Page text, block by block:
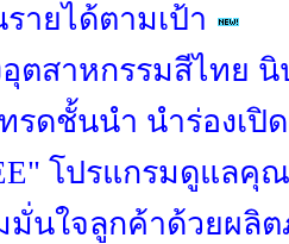
ายได้ตามเป้า
ตสาหกรรมสีไทย
รดชั้นนำ นำร่องเปิ
โปรแกรมดูแล
มั่นใจลูกค้าด้วยผ